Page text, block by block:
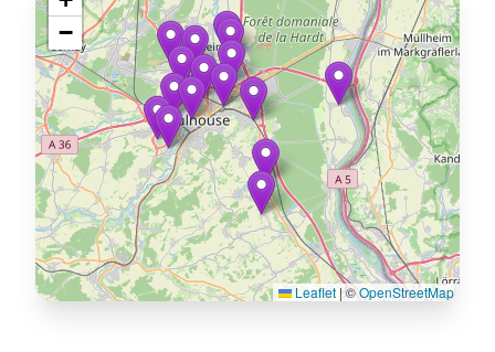
−
Leaflet|©OpenStreetMap